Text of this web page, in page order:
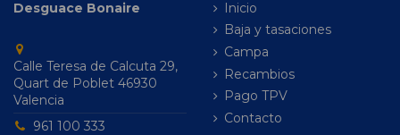
Desguace Bonaire
Calle Teresa de Calcuta 29,
Quart de Poblet 46930
Valencia
961 100 333
Inicio
Baja y tasaciones
Campa
Recambios
Pago TPV
Contacto